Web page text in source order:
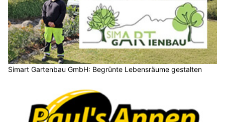
Simart Gartenbau GmbH: Begrünte Lebensräume gestalten